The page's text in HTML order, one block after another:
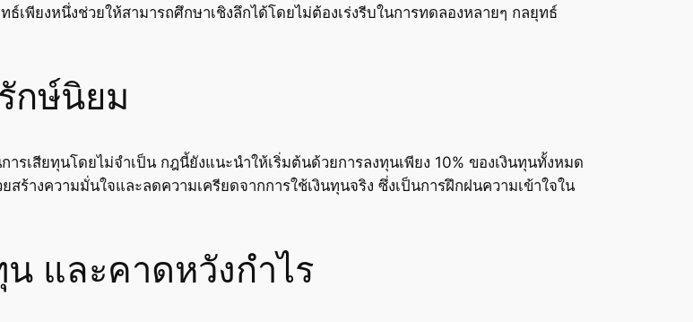
เพียงหนึ่งช่วยให้สามารถศึกษาเชิงลึกได้โดยไม่ต้องเร่งรีบในการทดลองหลายๆ กลยุทธ์
กษ์นิยม
ารเสียทุนโดยไม่จำเป็น กฎนี้ยังแนะนำให้เริ่มต้นด้วยการลงทุนเพียง 10% ของเงินทุนทั้งหมด
สร้างความมั่นใจและลดความเครียดจากการใช้เงินทุนจริง ซึ่งเป็นการฝึกฝนความเข้าใจใน
และคาดหวังกำไร